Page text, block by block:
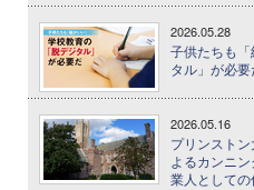
2026.05.28
子供たちも
タル」が必要
2026.05.16
プリンスト
よるカンニ
業人として